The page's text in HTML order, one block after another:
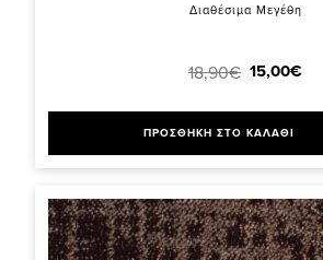
Διαθέσιμα Μεγέθη
18,90€ 15,00€
ΠΡΟΣΘΗΚΗ ΣΤΟ ΚΑΛΑΘΙ